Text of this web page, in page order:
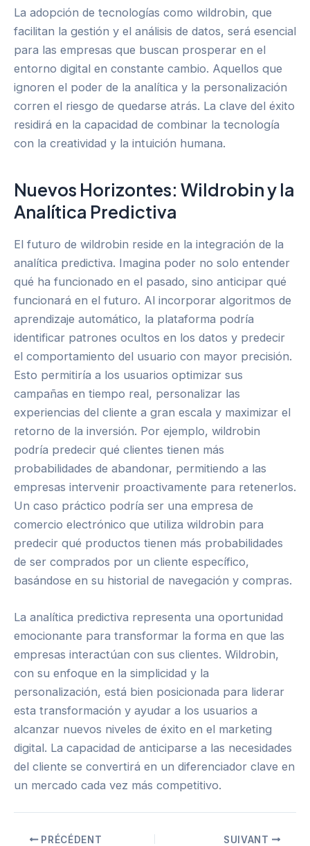
La adopción de tecnologías como wildrobin, que
facilitan la gestión y el análisis de datos, será esencial
para las empresas que buscan prosperar en el
entorno digital en constante cambio. Aquellos que
ignoren el poder de la analítica y la personalización
corren el riesgo de quedarse atrás. La clave del éxito
residirá en la capacidad de combinar la tecnología
con la creatividad y la intuición humana.
Nuevos Horizontes: Wildrobin y la
Analítica Predictiva
El futuro de wildrobin reside en la integración de la
analítica predictiva. Imagina poder no solo entender
qué ha funcionado en el pasado, sino anticipar qué
funcionará en el futuro. Al incorporar algoritmos de
aprendizaje automático, la plataforma podría
identificar patrones ocultos en los datos y predecir
el comportamiento del usuario con mayor precisión.
Esto permitiría a los usuarios optimizar sus
campañas en tiempo real, personalizar las
experiencias del cliente a gran escala y maximizar el
retorno de la inversión. Por ejemplo, wildrobin
podría predecir qué clientes tienen más
probabilidades de abandonar, permitiendo a las
empresas intervenir proactivamente para retenerlos.
Un caso práctico podría ser una empresa de
comercio electrónico que utiliza wildrobin para
predecir qué productos tienen más probabilidades
de ser comprados por un cliente específico,
basándose en su historial de navegación y compras.
La analítica predictiva representa una oportunidad
emocionante para transformar la forma en que las
empresas interactúan con sus clientes. Wildrobin,
con su enfoque en la simplicidad y la
personalización, está bien posicionada para liderar
esta transformación y ayudar a los usuarios a
alcanzar nuevos niveles de éxito en el marketing
digital. La capacidad de anticiparse a las necesidades
del cliente se convertirá en un diferenciador clave en
un mercado cada vez más competitivo.
PRÉCÉDENT SUIVANT